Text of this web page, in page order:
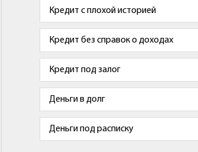
Кредит с плохой историей
Кредит без справок о доходах
Кредит под залог
Деньги в долг
Деньги под расписку